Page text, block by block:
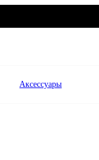
Аксессуары